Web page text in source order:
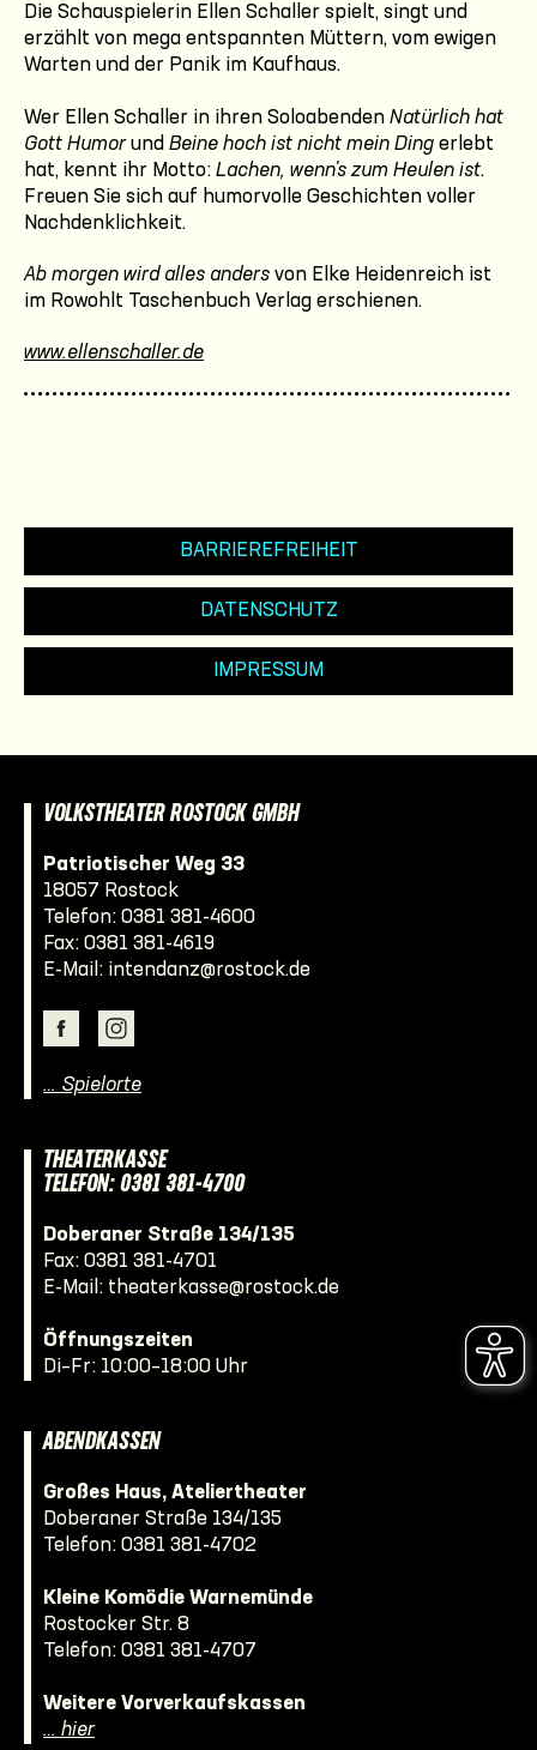
Die Schauspielerin Ellen Schaller spielt, singt und
erzählt von mega entspannten Müttern, vom ewigen
Warten und der Panik im Kaufhaus.
Wer Ellen Schaller in ihren Soloabenden Natürlich hat
Gott Humorund Beine hoch ist nicht mein Ding erlebt
hat, kennt ihr Motto: Lachen, wenn's zum Heulen ist.
Freuen Sie sich auf humorvolle Geschichten voller
Nachdenklichkeit.
Ab morgen wird alles anders von Elke Heidenreich ist
im Rowohlt Taschenbuch Verlag erschienen.
www.ellenschaller.de
BARRIEREFREIHEIT
DATENSCHUTZ
IMPRESSUM
VOLKSTHEATER ROSTOCK GMBH
Patriotischer Weg 33
18057 Rostock
Telefon: 0381 381-4600
Fax: 0381 381-4619
E-Mail: intendanz@rostock.de
… Spielorte
THEATERKASSE
TELEFON: 0381 381-4700
Doberaner Straße 134/135
Fax: 0381 381-4701
E-Mail: theaterkasse@rostock.de
Öffnungszeiten
Di–Fr: 10:00–18:00 Uhr
ABENDKASSEN
Großes Haus, Ateliertheater
Doberaner Straße 134/135
Telefon: 0381 381-4702
Kleine Komödie Warnemünde
Rostocker Str. 8
Telefon: 0381 381-4707
Weitere Vorverkaufskassen
… hier